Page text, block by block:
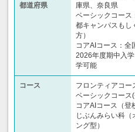
都道府県
庫県、奈良県
ベーシックコース
都キャンパスもし
方）
コアAIコース：全
2026年度期中入
学可能
コース
フロンティアコー
ベーシックコース
コアAIコース（登
じぶんみらい科（
ング型）